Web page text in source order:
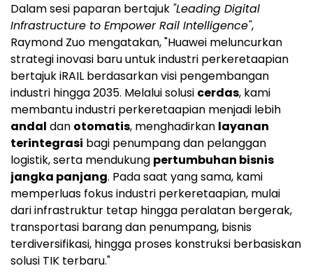
Dalam sesi paparan bertajuk "Leading Digital
Infrastructure to Empower Rail Intelligence",
Raymond Zuo mengatakan, "Huawei meluncurkan
strategi inovasi baru untuk industri perkeretaapian
bertajuk iRAIL berdasarkan visi pengembangan
industri hingga 2035. Melalui solusi cerdas, kami
membantu industri perkeretaapian menjadi lebih
andal dan otomatis, menghadirkan layanan
terintegrasi bagi penumpang dan pelanggan
logistik, serta mendukung pertumbuhan bisnis
jangka panjang. Pada saat yang sama, kami
memperluas fokus industri perkeretaapian, mulai
dari infrastruktur tetap hingga peralatan bergerak,
transportasi barang dan penumpang, bisnis
terdiversifikasi, hingga proses konstruksi berbasiskan
solusi TIK terbaru."